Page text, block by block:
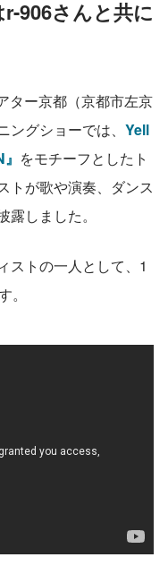
906さんと共に
ター京都（京都市左京
グショーでは、 Yell
をモチーフとしたト
トが歌や演奏、ダンス
しました。
ストの一人として、1